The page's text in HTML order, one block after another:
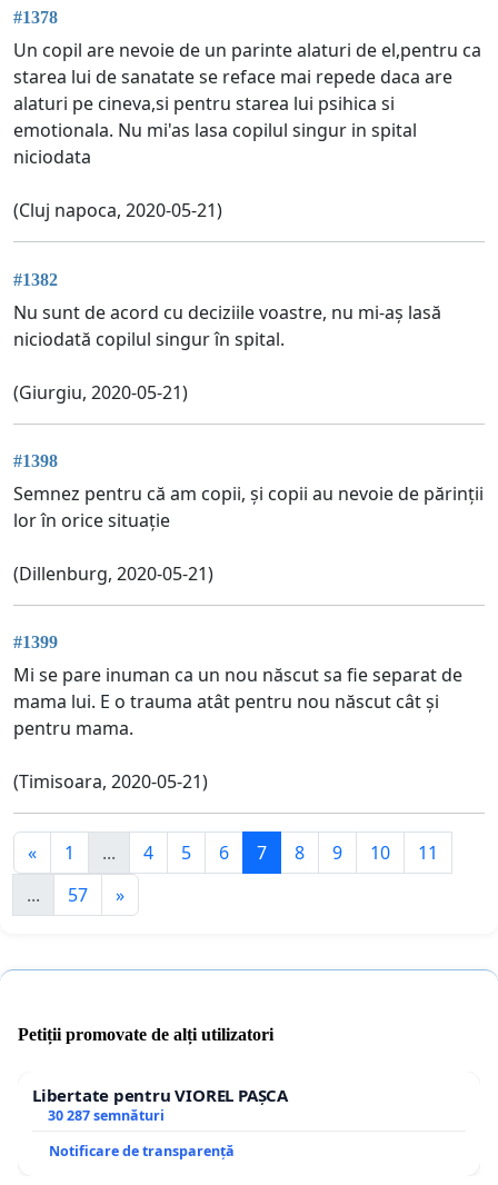
#1378
Un copil are nevoie de un parinte alaturi de el,pentru ca
starea lui de sanatate se reface mai repede daca are
alaturi pe cineva,si pentru starea lui psihica si
emotionala. Nu mi'as lasa copilul singur in spital
niciodata
(Cluj napoca, 2020-05-21)
#1382
Nu sunt de acord cu deciziile voastre, nu mi-aș lasă
niciodată copilul singur în spital.
(Giurgiu, 2020-05-21)
#1398
Semnez pentru că am copii, și copii au nevoie de părinții
lor în orice situație
(Dillenburg, 2020-05-21)
#1399
Mi se pare inuman ca un nou născut sa fie separat de
mama lui. E o trauma atât pentru nou născut cât și
pentru mama.
(Timisoara, 2020-05-21)
« 1 ... 4 5 6 7 8 9 10
11
...
57 »
Petiții promovate de alți utilizatori
Libertate pentru VIOREL PAȘCA
30 287 semnături
Notificare de transparență